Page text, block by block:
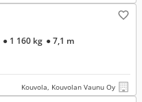
● 1 160 kg ● 7,1 m
Kouvola, Kouvolan Vaunu Oy